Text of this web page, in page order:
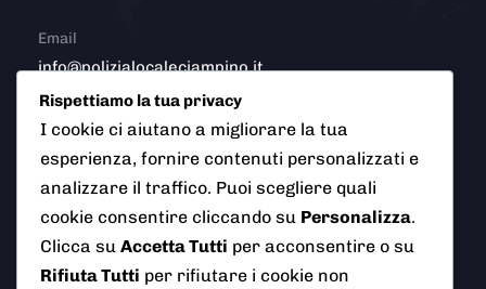
Email
info@polizialocaleciampino.it
© 2026 Polizia Locale del Comune di Ciampino (Roma). Tutti
i diritti riservati
Rispettiamo la tua privacy
I cookie ci aiutano a migliorare la tua
esperienza, fornire contenuti personalizzati e
analizzare il traffico. Puoi scegliere quali
cookie consentire cliccando su Personalizza.
Clicca su Accetta Tutti per acconsentire o su
Rifiuta Tutti per rifiutare i cookie non